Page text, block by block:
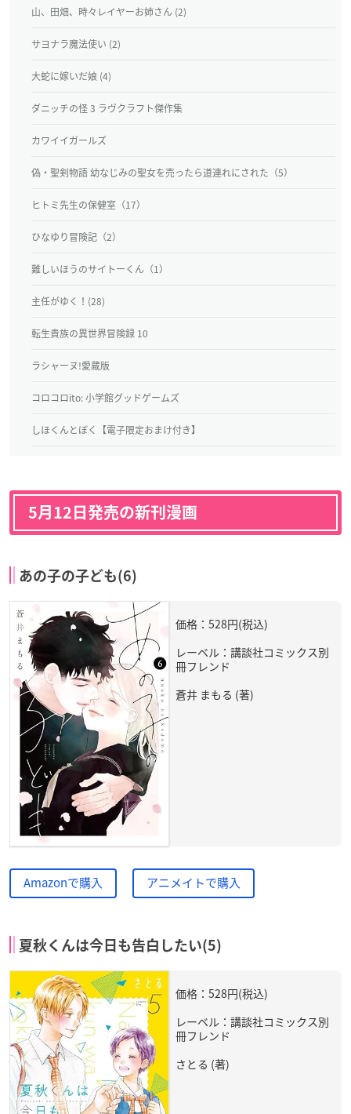
山、田畑、時々レイヤーお姉さん (2)
サヨナラ魔法使い (2)
大蛇に嫁いだ娘 (4)
ダニッチの怪 3 ラヴクラフト傑作集
カワイイガールズ
偽・聖剣物語 幼なじみの聖女を売ったら道連れにされた（5）
ヒトミ先生の保健室（17）
ひなゆり冒険記（2）
難しいほうのサイトーくん（1）
主任がゆく！(28)
転生貴族の異世界冒険録 10
ラシャーヌ!愛蔵版
コロコロito: 小学館グッドゲームズ
しほくんとぼく【電子限定おまけ付き】
5月12日発売の新刊漫画
あの子の子ども(6)
価格：528円(税込)
レーベル：講談社コミックス別
冊フレンド
蒼井 まもる (著)
Amazonで購入 アニメイトで購入
夏秋くんは今日も告白したい(5)
価格：528円(税込)
レーベル：講談社コミックス別
冊フレンド
さとる (著)